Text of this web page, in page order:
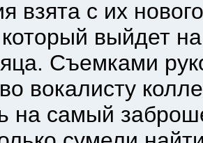
взята с их
выйдет
Съемками
на самый